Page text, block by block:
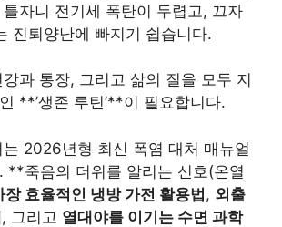
자니 전기세 폭탄이 두렵고, 끄자
진퇴양난에 빠지기 쉽습니다.
과 통장, 그리고 삶의 질을 모두 지
**’생존 루틴’**이 필요합니다.
는 2026년형 최신 폭염 대처 매뉴얼
**죽음의 더위를 알리는 신호(온열
장 효율적인 냉방 가전 활용법, 외출
, 그리고 열대야를 이기는 수면 과학